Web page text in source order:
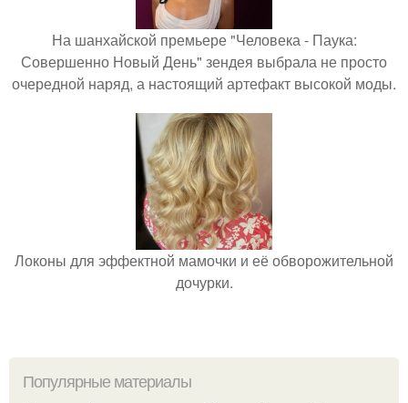
На шанхайской премьере "Человека - Паука:
Совершенно Новый День" зендея выбрала не просто
очередной наряд, а настоящий артефакт высокой моды.
Локоны для эффектной мамочки и её обворожительной
дочурки.
Популярные материалы